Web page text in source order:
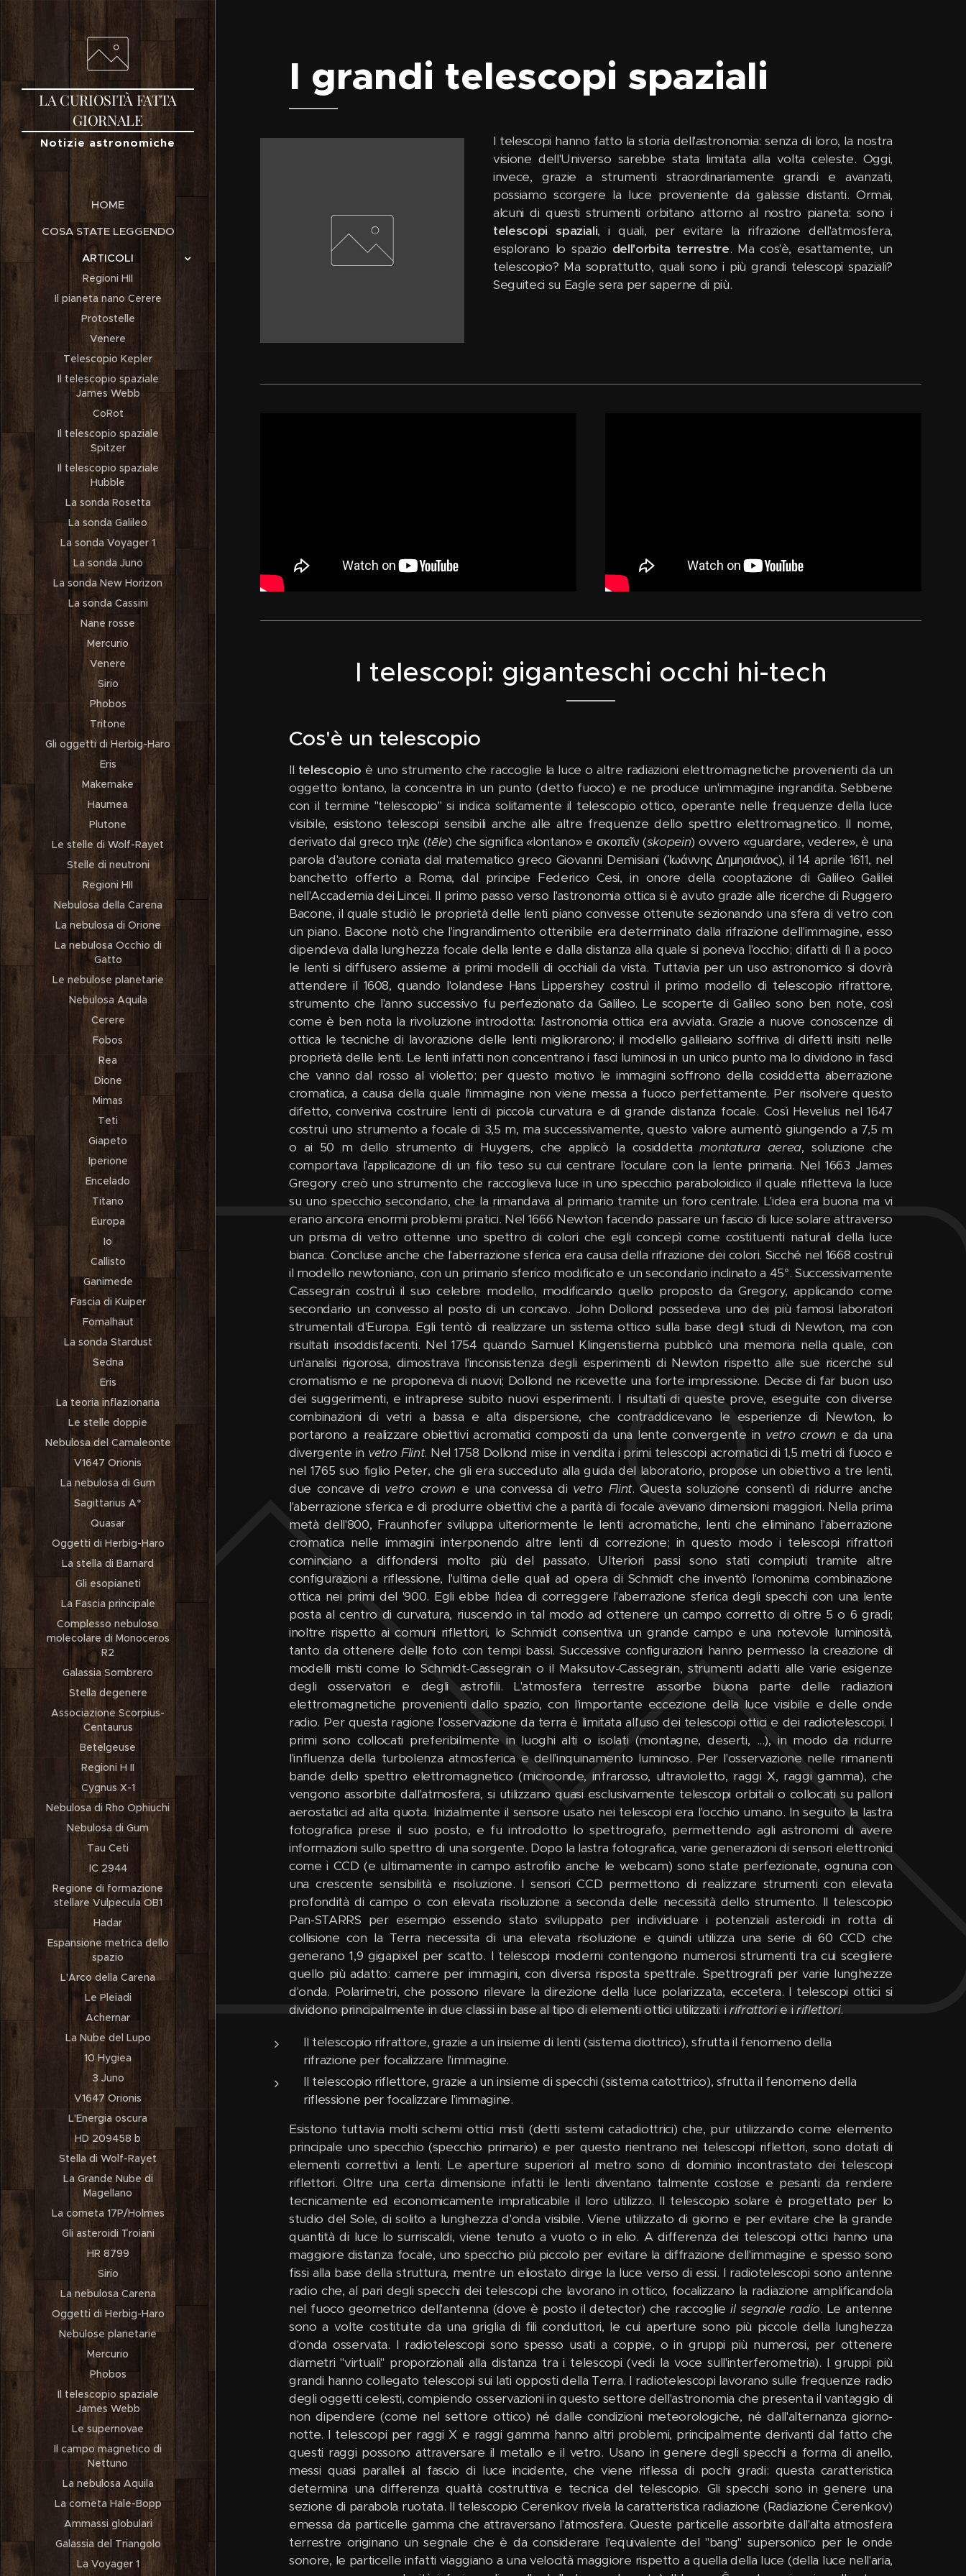
LA CURIOSITÀ FATTA
GIORNALE
Notizie astronomiche
HOME
COSA STATE LEGGENDO
ARTICOLI
Regioni HII
Il pianeta nano Cerere
Protostelle
Venere
Telescopio Kepler
Il telescopio spaziale
James Webb
CoRot
Il telescopio spaziale
Spitzer
Il telescopio spaziale
Hubble
La sonda Rosetta
La sonda Galileo
La sonda Voyager 1
La sonda Juno
La sonda New Horizon
La sonda Cassini
Nane rosse
Mercurio
Venere
Sirio
Phobos
Tritone
Gli oggetti di Herbig-Haro
Eris
Makemake
Haumea
Plutone
Le stelle di Wolf-Rayet
Stelle di neutroni
Regioni HII
Nebulosa della Carena
La nebulosa di Orione
La nebulosa Occhio di
Gatto
Le nebulose planetarie
Nebulosa Aquila
Cerere
Fobos
Rea
Dione
Mimas
Teti
Giapeto
Iperione
Encelado
Titano
Europa
Io
Callisto
Ganimede
Fascia di Kuiper
Fomalhaut
La sonda Stardust
Sedna
Eris
La teoria inflazionaria
Le stelle doppie
Nebulosa del Camaleonte
V1647 Orionis
La nebulosa di Gum
Sagittarius A*
Quasar
Oggetti di Herbig-Haro
La stella di Barnard
Gli esopianeti
La Fascia principale
Complesso nebuloso
molecolare di Monoceros
R2
Galassia Sombrero
Stella degenere
Associazione Scorpius-
Centaurus
Betelgeuse
Regioni H II
Cygnus X-1
Nebulosa di Rho Ophiuchi
Nebulosa di Gum
Tau Ceti
IC 2944
Regione di formazione
stellare Vulpecula OB1
Hadar
Espansione metrica dello
spazio
L'Arco della Carena
Le Pleiadi
Achernar
La Nube del Lupo
10 Hygiea
3 Juno
V1647 Orionis
L'Energia oscura
HD 209458 b
Stella di Wolf-Rayet
La Grande Nube di
Magellano
La cometa 17P/Holmes
Gli asteroidi Troiani
HR 8799
Sirio
La nebulosa Carena
Oggetti di Herbig-Haro
Nebulose planetarie
Mercurio
Phobos
Il telescopio spaziale
James Webb
Le supernovae
Il campo magnetico di
Nettuno
La nebulosa Aquila
La cometa Hale-Bopp
Ammassi globulari
Galassia del Triangolo
La Voyager 1
I grandi telescopi spaziali
I telescopi hanno fatto la storia dell'astronomia: senza di loro, la nostra
visione dell'Universo sarebbe stata limitata alla volta celeste. Oggi,
invece, grazie a strumenti straordinariamente grandi e avanzati,
possiamo scorgere la luce proveniente da galassie distanti. Ormai,
alcuni di questi strumenti orbitano attorno al nostro pianeta: sono i
telescopi spaziali, i quali, per evitare la rifrazione dell'atmosfera,
esplorano lo spazio dell'orbita terrestre. Ma cos'è, esattamente, un
telescopio? Ma soprattutto, quali sono i più grandi telescopi spaziali?
Seguiteci su Eagle sera per saperne di più.
I telescopi: giganteschi occhi hi-tech
Cos'è un telescopio
Il telescopio è uno strumento che raccoglie la luce o altre radiazioni elettromagnetiche provenienti da un
oggetto lontano, la concentra in un punto (detto fuoco) e ne produce un'immagine ingrandita. Sebbene
con il termine "telescopio" si indica solitamente il telescopio ottico, operante nelle frequenze della luce
visibile, esistono telescopi sensibili anche alle altre frequenze dello spettro elettromagnetico. Il nome,
derivato dal greco τηλε (tēle) che significa «lontano» e σκοπεῖν (skopein) ovvero «guardare, vedere», è una
parola d'autore coniata dal matematico greco Giovanni Demisiani (Ἰωάννης Δημησιάνος), il 14 aprile 1611, nel
banchetto offerto a Roma, dal principe Federico Cesi, in onore della cooptazione di Galileo Galilei
nell'Accademia dei Lincei. Il primo passo verso l'astronomia ottica si è avuto grazie alle ricerche di Ruggero
Bacone, il quale studiò le proprietà delle lenti piano convesse ottenute sezionando una sfera di vetro con
un piano. Bacone notò che l'ingrandimento ottenibile era determinato dalla rifrazione dell'immagine, esso
dipendeva dalla lunghezza focale della lente e dalla distanza alla quale si poneva l'occhio; difatti di lì a poco
le lenti si diffusero assieme ai primi modelli di occhiali da vista. Tuttavia per un uso astronomico si dovrà
attendere il 1608, quando l'olandese Hans Lippershey costruì il primo modello di telescopio rifrattore,
strumento che l'anno successivo fu perfezionato da Galileo. Le scoperte di Galileo sono ben note, così
come è ben nota la rivoluzione introdotta: l'astronomia ottica era avviata. Grazie a nuove conoscenze di
ottica le tecniche di lavorazione delle lenti migliorarono; il modello galileiano soffriva di difetti insiti nelle
proprietà delle lenti. Le lenti infatti non concentrano i fasci luminosi in un unico punto ma lo dividono in fasci
che vanno dal rosso al violetto; per questo motivo le immagini soffrono della cosiddetta aberrazione
cromatica, a causa della quale l'immagine non viene messa a fuoco perfettamente. Per risolvere questo
difetto, conveniva costruire lenti di piccola curvatura e di grande distanza focale. Così Hevelius nel 1647
costruì uno strumento a focale di 3,5 m, ma successivamente, questo valore aumentò giungendo a 7,5 m
o ai 50 m dello strumento di Huygens, che applicò la cosiddettamontatura aerea, soluzione che
comportava l'applicazione di un filo teso su cui centrare l'oculare con la lente primaria. Nel 1663 James
Gregory creò uno strumento che raccoglieva luce in uno specchio paraboloidico il quale rifletteva la luce
su uno specchio secondario, che la rimandava al primario tramite un foro centrale. L'idea era buona ma vi
erano ancora enormi problemi pratici. Nel 1666 Newton facendo passare un fascio di luce solare attraverso
un prisma di vetro ottenne uno spettro di colori che egli concepì come costituenti naturali della luce
bianca. Concluse anche che l'aberrazione sferica era causa della rifrazione dei colori. Sicché nel 1668 costruì
il modello newtoniano, con un primario sferico modificato e un secondario inclinato a 45°. Successivamente
Cassegrain costruì il suo celebre modello, modificando quello proposto da Gregory, applicando come
secondario un convesso al posto di un concavo. John Dollond possedeva uno dei più famosi laboratori
strumentali d'Europa. Egli tentò di realizzare un sistema ottico sulla base degli studi di Newton, ma con
risultati insoddisfacenti. Nel 1754 quando Samuel Klingenstierna pubblicò una memoria nella quale, con
un'analisi rigorosa, dimostrava l'inconsistenza degli esperimenti di Newton rispetto alle sue ricerche sul
cromatismo e ne proponeva di nuovi; Dollond ne ricevette una forte impressione. Decise di far buon uso
dei suggerimenti, e intraprese subito nuovi esperimenti. I risultati di queste prove, eseguite con diverse
combinazioni di vetri a bassa e alta dispersione, che contraddicevano le esperienze di Newton, lo
portarono a realizzare obiettivi acromatici composti da una lente convergente in vetro crowne da una
divergente in vetro Flint. Nel 1758 Dollond mise in vendita i primi telescopi acromatici di 1,5 metri di fuoco e
nel 1765 suo figlio Peter, che gli era succeduto alla guida del laboratorio, propose un obiettivo a tre lenti,
due concave di vetro crowne una convessa di vetro Flint. Questa soluzione consentì di ridurre anche
l'aberrazione sferica e di produrre obiettivi che a parità di focale avevano dimensioni maggiori. Nella prima
metà dell'800, Fraunhofer sviluppa ulteriormente le lenti acromatiche, lenti che eliminano l'aberrazione
cromatica nelle immagini interponendo altre lenti di correzione; in questo modo i telescopi rifrattori
cominciano a diffondersi molto più del passato. Ulteriori passi sono stati compiuti tramite altre
configurazioni a riflessione, l'ultima delle quali ad opera di Schmidt che inventò l'omonima combinazione
ottica nei primi del '900. Egli ebbe l'idea di correggere l'aberrazione sferica degli specchi con una lente
posta al centro di curvatura, riuscendo in tal modo ad ottenere un campo corretto di oltre 5 o 6 gradi;
inoltre rispetto ai comuni riflettori, lo Schmidt consentiva un grande campo e una notevole luminosità,
tanto da ottenere delle foto con tempi bassi. Successive configurazioni hanno permesso la creazione di
modelli misti come lo Schmidt-Cassegrain o il Maksutov-Cassegrain, strumenti adatti alle varie esigenze
degli osservatori e degli astrofili. L'atmosfera terrestre assorbe buona parte delle radiazioni
elettromagnetiche provenienti dallo spazio, con l'importante eccezione della luce visibile e delle onde
radio. Per questa ragione l'osservazione da terra è limitata all'uso dei telescopi ottici e dei radiotelescopi. I
primi sono collocati preferibilmente in luoghi alti o isolati (montagne, deserti, ...), in modo da ridurre
l'influenza della turbolenza atmosferica e dell'inquinamento luminoso. Per l'osservazione nelle rimanenti
bande dello spettro elettromagnetico (microonde, infrarosso, ultravioletto, raggi X, raggi gamma), che
vengono assorbite dall'atmosfera, si utilizzano quasi esclusivamente telescopi orbitali o collocati su palloni
aerostatici ad alta quota. Inizialmente il sensore usato nei telescopi era l'occhio umano. In seguito la lastra
fotografica prese il suo posto, e fu introdotto lo spettrografo, permettendo agli astronomi di avere
informazioni sullo spettro di una sorgente. Dopo la lastra fotografica, varie generazioni di sensori elettronici
come i CCD (e ultimamente in campo astrofilo anche le webcam) sono state perfezionate, ognuna con
una crescente sensibilità e risoluzione. I sensori CCD permettono di realizzare strumenti con elevata
profondità di campo o con elevata risoluzione a seconda delle necessità dello strumento. Il telescopio
Pan-STARRS per esempio essendo stato sviluppato per individuare i potenziali asteroidi in rotta di
collisione con la Terra necessita di una elevata risoluzione e quindi utilizza una serie di 60 CCD che
generano 1,9 gigapixel per scatto. I telescopi moderni contengono numerosi strumenti tra cui scegliere
quello più adatto: camere per immagini, con diversa risposta spettrale. Spettrografi per varie lunghezze
d'onda. Polarimetri, che possono rilevare la direzione della luce polarizzata, eccetera. I telescopi ottici si
dividono principalmente in due classi in base al tipo di elementi ottici utilizzati: irifrattorie iriflettori.
Il telescopio rifrattore, grazie a un insieme di lenti (sistema diottrico), sfrutta il fenomeno della
rifrazione per focalizzare l'immagine.
Il telescopio riflettore, grazie a un insieme di specchi (sistema catottrico), sfrutta il fenomeno della
riflessione per focalizzare l'immagine.
Esistono tuttavia molti schemi ottici misti (detti sistemi catadiottrici) che, pur utilizzando come elemento
principale uno specchio (specchio primario) e per questo rientrano nei telescopi riflettori, sono dotati di
elementi correttivi a lenti. Le aperture superiori al metro sono di dominio incontrastato dei telescopi
riflettori. Oltre una certa dimensione infatti le lenti diventano talmente costose e pesanti da rendere
tecnicamente ed economicamente impraticabile il loro utilizzo. Il telescopio solare è progettato per lo
studio del Sole, di solito a lunghezza d'onda visibile. Viene utilizzato di giorno e per evitare che la grande
quantità di luce lo surriscaldi, viene tenuto a vuoto o in elio. A differenza dei telescopi ottici hanno una
maggiore distanza focale, uno specchio più piccolo per evitare la diffrazione dell'immagine e spesso sono
fissi alla base della struttura, mentre un eliostato dirige la luce verso di essi. I radiotelescopi sono antenne
radio che, al pari degli specchi dei telescopi che lavorano in ottico, focalizzano la radiazione amplificandola
nel fuoco geometrico dell'antenna (dove è posto il detector) che raccoglieil segnale radio. Le antenne
sono a volte costituite da una griglia di fili conduttori, le cui aperture sono più piccole della lunghezza
d'onda osservata. I radiotelescopi sono spesso usati a coppie, o in gruppi più numerosi, per ottenere
diametri "virtuali" proporzionali alla distanza tra i telescopi (vedi la voce sull'interferometria). I gruppi più
grandi hanno collegato telescopi sui lati opposti della Terra. I radiotelescopi lavorano sulle frequenze radio
degli oggetti celesti, compiendo osservazioni in questo settore dell'astronomia che presenta il vantaggio di
non dipendere (come nel settore ottico) né dalle condizioni meteorologiche, né dall'alternanza giorno-
notte. I telescopi per raggi X e raggi gamma hanno altri problemi, principalmente derivanti dal fatto che
questi raggi possono attraversare il metallo e il vetro. Usano in genere degli specchi a forma di anello,
messi quasi paralleli al fascio di luce incidente, che viene riflessa di pochi gradi: questa caratteristica
determina una differenza qualità costruttiva e tecnica del telescopio. Gli specchi sono in genere una
sezione di parabola ruotata. Il telescopio Cerenkov rivela la caratteristica radiazione (Radiazione Čerenkov)
emessa da particelle gamma che attraversano l'atmosfera. Queste particelle assorbite dall'alta atmosfera
terrestre originano un segnale che è da considerare l'equivalente del "bang" supersonico per le onde
sonore, le particelle infatti viaggiano a una velocità maggiore rispetto a quella della luce (della luce nell'aria,